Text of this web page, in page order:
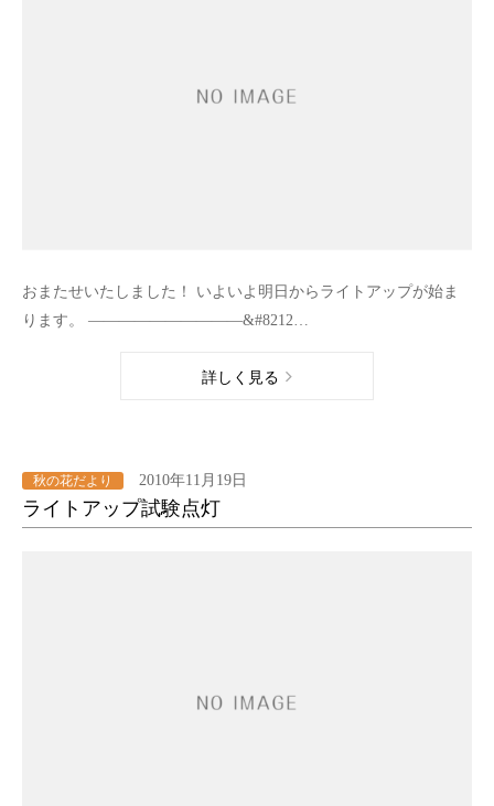
おまたせいたしました！ いよいよ明日からライトアップが始ま
ります。 ——————————&#8212…
詳しく見る
秋の花だより 2010年11月19日
ライトアップ試験点灯